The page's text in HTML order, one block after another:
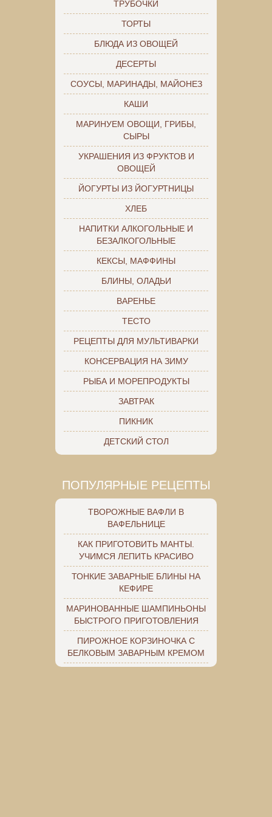
ТРУБОЧКИ
ТОРТЫ
БЛЮДА ИЗ ОВОЩЕЙ
ДЕСЕРТЫ
СОУСЫ, МАРИНАДЫ, МАЙОНЕЗ
КАШИ
МАРИНУЕМ ОВОЩИ, ГРИБЫ,
СЫРЫ
УКРАШЕНИЯ ИЗ ФРУКТОВ И
ОВОЩЕЙ
ЙОГУРТЫ ИЗ ЙОГУРТНИЦЫ
ХЛЕБ
НАПИТКИ АЛКОГОЛЬНЫЕ И
БЕЗАЛКОГОЛЬНЫЕ
КЕКСЫ, МАФФИНЫ
БЛИНЫ, ОЛАДЬИ
ВАРЕНЬЕ
ТЕСТО
РЕЦЕПТЫ ДЛЯ МУЛЬТИВАРКИ
КОНСЕРВАЦИЯ НА ЗИМУ
РЫБА И МОРЕПРОДУКТЫ
ЗАВТРАК
ПИКНИК
ДЕТСКИЙ СТОЛ
ПОПУЛЯРНЫЕ РЕЦЕПТЫ
ТВОРОЖНЫЕ ВАФЛИ В
ВАФЕЛЬНИЦЕ
КАК ПРИГОТОВИТЬ МАНТЫ.
УЧИМСЯ ЛЕПИТЬ КРАСИВО
ТОНКИЕ ЗАВАРНЫЕ БЛИНЫ НА
КЕФИРЕ
МАРИНОВАННЫЕ ШАМПИНЬОНЫ
БЫСТРОГО ПРИГОТОВЛЕНИЯ
ПИРОЖНОЕ КОРЗИНОЧКА С
БЕЛКОВЫМ ЗАВАРНЫМ КРЕМОМ